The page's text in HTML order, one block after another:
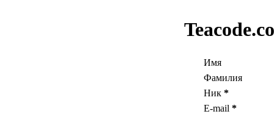
Имя
Фамилия
Ник *
E-mail *